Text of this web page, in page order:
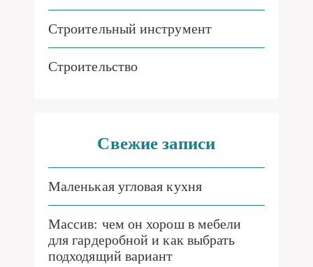
Строительный инструмент
Строительство
Свежие записи
Маленькая угловая кухня
Массив: чем он хорош в мебели
для гардеробной и как выбрать
подходящий вариант